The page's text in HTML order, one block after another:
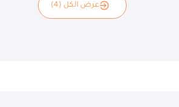
عرض الكل (4)